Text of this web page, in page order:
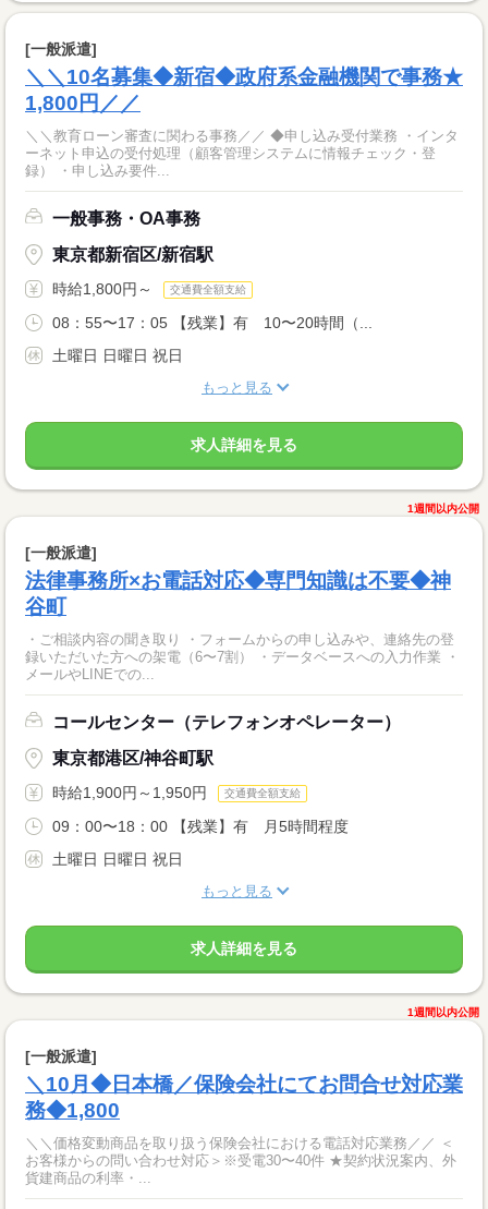
[一般派遣]
＼＼10名募集◆新宿◆政府系金融機関で事務★
1,800円／／
＼＼教育ローン審査に関わる事務／／ ◆申し込み受付業務 ・インタ
ーネット申込の受付処理（顧客管理システムに情報チェック・登
録） ・申し込み要件...
一般事務・OA事務
東京都新宿区/新宿駅
時給1,800円～ 交通費全額支給
08：55〜17：05 【残業】有 10〜20時間（...
土曜日 日曜日 祝日
もっと見る
求人詳細を見る
1週間以内公開
[一般派遣]
法律事務所×お電話対応◆専門知識は不要◆神
谷町
・ご相談内容の聞き取り ・フォームからの申し込みや、連絡先の登
録いただいた方への架電（6〜7割） ・データベースへの入力作業 ・
メールやLINEでの...
コールセンター（テレフォンオペレーター）
東京都港区/神谷町駅
時給1,900円～1,950円 交通費全額支給
09：00〜18：00 【残業】有 月5時間程度
土曜日 日曜日 祝日
もっと見る
求人詳細を見る
1週間以内公開
[一般派遣]
＼10月◆日本橋／保険会社にてお問合せ対応業
務◆1,800
＼＼価格変動商品を取り扱う保険会社における電話対応業務／／ ＜
お客様からの問い合わせ対応＞※受電30〜40件 ★契約状況案内、外
貨建商品の利率・...